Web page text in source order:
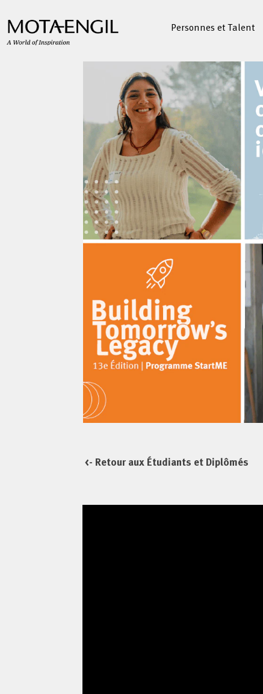
Personnes et Talent
<- Retour aux Étudiants et Diplômés